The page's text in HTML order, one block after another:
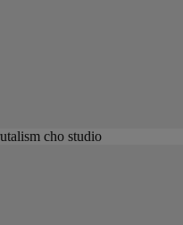
cho studio